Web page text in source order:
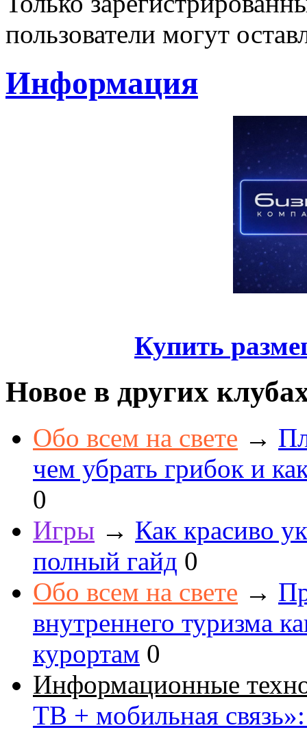
пользователи могут
Информация
Купить
Новое в других
Обо всем на свете →
чем убрать грибок и
0
Игры → Как красиво
полный гайд 0
Обо всем на свете →
внутреннего туризма
курортам 0
Информационные
ТВ + мобильная